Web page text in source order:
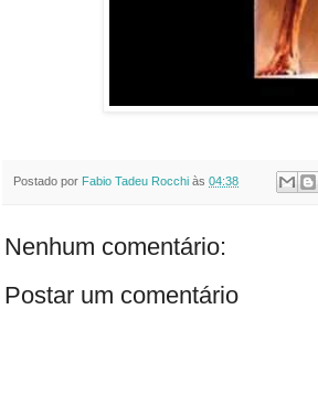
Postado por Fabio Tadeu Rocchi às 04:38
Nenhum comentário:
Postar um comentário